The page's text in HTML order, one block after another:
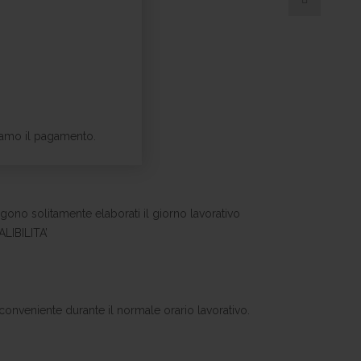
il pagamento.
solitamente elaborati il giorno lavorativo
durante il normale orario lavorativo.